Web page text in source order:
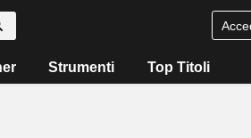
Strumenti Top Titoli